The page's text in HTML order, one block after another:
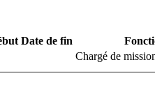
Date de fin
Chargé de